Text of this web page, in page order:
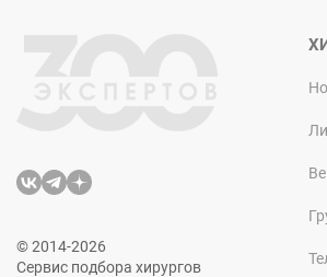
© 2014-2026
Сервис подбора хирургов